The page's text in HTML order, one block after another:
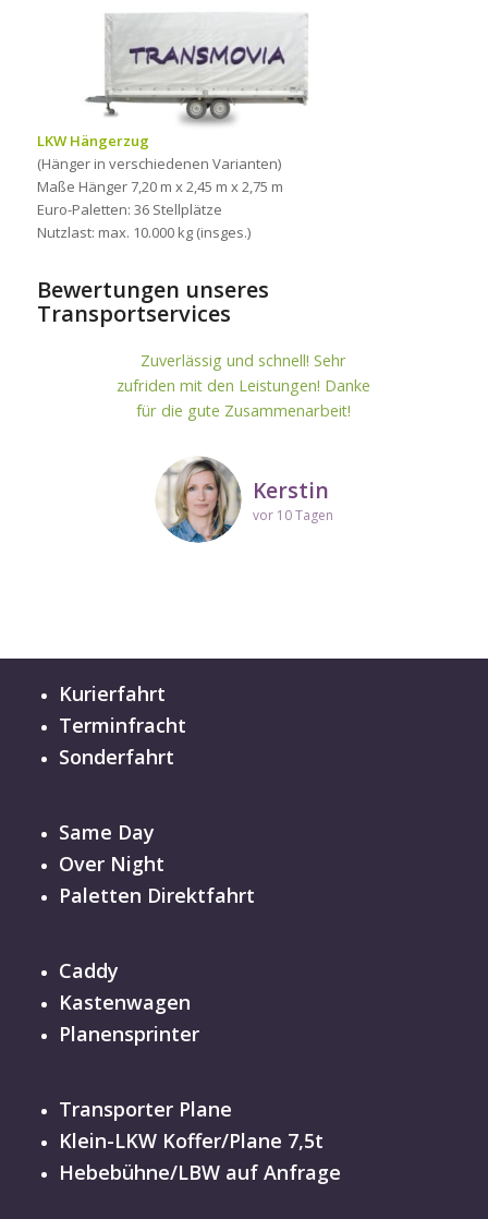
LKW Hängerzug
(Hänger in verschiedenen Varianten)
Maße Hänger 7,20 m x 2,45 m x 2,75 m
Euro-Paletten: 36 Stellplätze
Nutzlast: max. 10.000 kg (insges.)
Bewertungen unseres
Transportservices
Zuverlässig und schnell! Sehr
zufriden mit den Leistungen! Danke
für die gute Zusammenarbeit!
Kerstin
vor 10 Tagen
Kurierfahrt
Terminfracht
Sonderfahrt
Same Day
Over Night
Paletten Direktfahrt
Caddy
Kastenwagen
Planensprinter
Transporter Plane
Klein-LKW Koffer/Plane 7,5t
Hebebühne/LBW auf Anfrage